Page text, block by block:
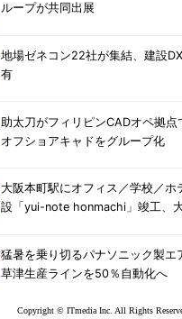
ループが共同出展
地場ゼネコン22社が集結、建設
有
助太刀がフィリピンCADオペ拠
オフショアキャドをグループ化
大阪本町駅にオフィス／学校／
設「yui-note honmachi」竣工、
猛暑を乗り切るパナソニック製
草津生産ラインを50％自動化へ
Copyright © ITmedia Inc. All Rights